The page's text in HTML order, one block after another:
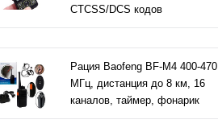
CTCSS/DCS кодов
Рация Baofeng BF-M4 400-470
МГц, дистанция до 8 км, 16
каналов, таймер, фонарик